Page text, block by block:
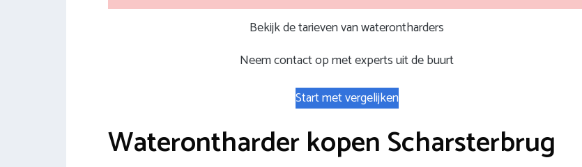
Bekijk de tarieven van waterontharders
Neem contact op met experts uit de buurt
Start met vergelijken
Waterontharder kopen Scharsterbrug